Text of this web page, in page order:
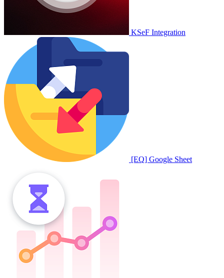
KSeF Integration
[EQ] Google Sheet